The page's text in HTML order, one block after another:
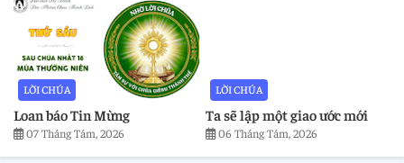
LỜI CHÚA
Loan báo Tin Mừng
07 Tháng Tám, 2026
LỜI CHÚA
Ta sẽ lập một giao ước mới
06 Tháng Tám, 2026